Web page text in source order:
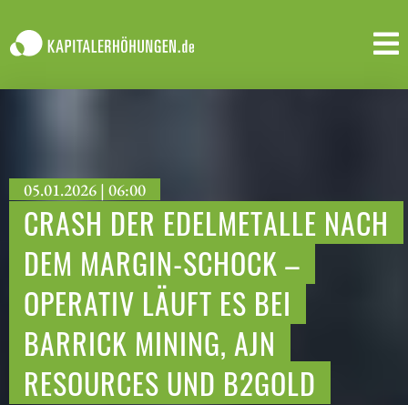
05.01.2026 | 06:00
CRASH DER EDELMETALLE NACH
DEM MARGIN-SCHOCK –
OPERATIV LÄUFT ES BEI
BARRICK MINING, AJN
RESOURCES UND B2GOLD